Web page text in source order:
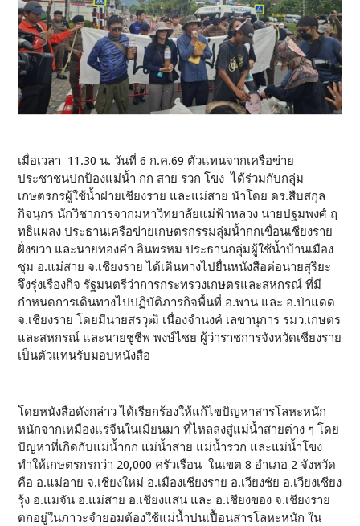
เมื่อเวลา 11.30 น. วันที่ 6 ก.ค.69 ตัวแทนจากเครือข่าย
ประชาชนปกป้องแม่น้ำ กก สาย รวก โขง ได้ร่วมกับกลุุ่ม
เกษตรกรผู้ใช้น้ำฝายเชียงราย และแม่สาย นำโดย ดร.สืบสกุล
กิจนุกร นักวิชาการจากมหาวิทยาลัยแม่ฟ้าหลวง นายปฐมพงศ์ ฤ
ทธิแผลง ประธานเครือข่ายเกษตรกรรมลุ่มน้ำกกเขื่อนเชียงราย
ฝั่งขวา และนายทองคำ อินพรหม ประธานกลุ่มผู้ใช้น้ำบ้านเมือง
ชุม อ.แม่สาย จ.เชียงราย ได้เดินทางไปยื่นหนังสือต่อนายสุริยะ
จึงรุ่งเรืองกิจ รัฐมนตรีว่าการกระทรวงเกษตรและสหกรณ์ ที่มี
กำหนดการเดินทางไปปฏิบัติภารกิจพื้นที่ อ.พาน และ อ.ป่าแดด
จ.เชียงราย โดยมีนายสรวุฒิ เนื่องจำนงค์ เลขานุการ รมว.เกษตร
และสหกรณ์ และนายชูชีพ พงษ์ไชย ผู้ว่าราชการจังหวัดเชียงราย
เป็นตัวแทนรับมอบหนังสือ
โดยหนังสือดังกล่าว ได้เรียกร้องให้แก้ไขปัญหาสารโลหะหนัก
หนักจากเหมืองแร่จีนในเมียนมา ที่ไหลลงสู่แม่น้ำสายต่าง ๆ โดย
ปัญหาที่เกิดกับแม่น้ำกก แม่น้ำสาย แม่น้ำรวก และแม่น้ำโขง
ทำให้เกษตรกรกว่า 20,000 ครัวเรือน ในเขต 8 อำเภอ 2 จังหวัด
คือ อ.แม่อาย จ.เชียงใหม่ อ.เมืองเชียงราย อ.เวียงชัย อ.เวียงเชียง
รุ้ง อ.แมจัน อ.แม่สาย อ.เชียงแสน และ อ.เชียงของ จ.เชียงราย
ตกอยู่ในภาวะจำยอมต้องใช้แม่น้ำปนเปื้อนสารโลหะหนัก ใน